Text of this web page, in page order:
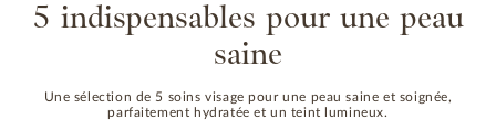
5 indispensables pour une peau
saine
Une sélection de 5 soins visage pour une peau saine et soignée,
parfaitement hydratée et un teint lumineux.